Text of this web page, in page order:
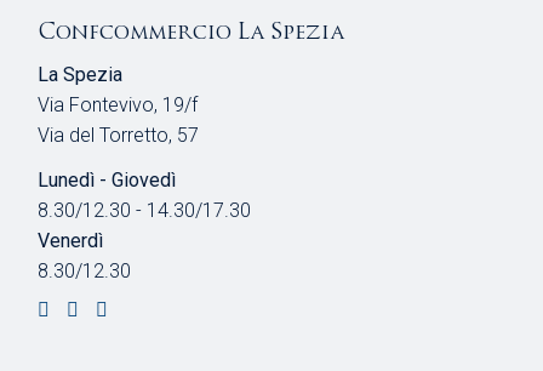
Confcommercio La Spezia
La Spezia
Via Fontevivo, 19/f
Via del Torretto, 57
Lunedì - Giovedì
8.30/12.30 - 14.30/17.30
Venerdì
8.30/12.30